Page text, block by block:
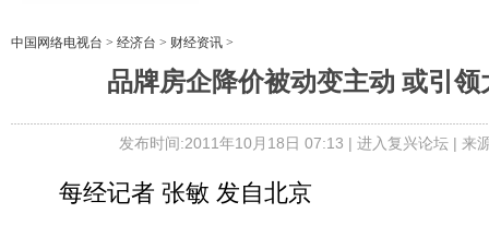
中国网络电视台 > 经济台 > 财经资讯 >
品牌房企降价被动变主动 或引领
发布时间:2011年10月18日 07:13 | 进入复兴论坛| 来
每经记者 张敏 发自北京